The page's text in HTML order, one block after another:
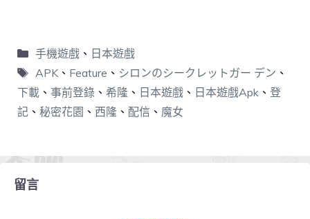
手機遊戲、 日本遊戲
APK、 Feature 、 シロンのシークレットガー デン 、
下載 、 事前登錄 、 希隆 、 日本遊戲 、 日本遊戲Apk 、 登
記 、 秘密花園 、 西隆 、 配信 、 魔女
留言